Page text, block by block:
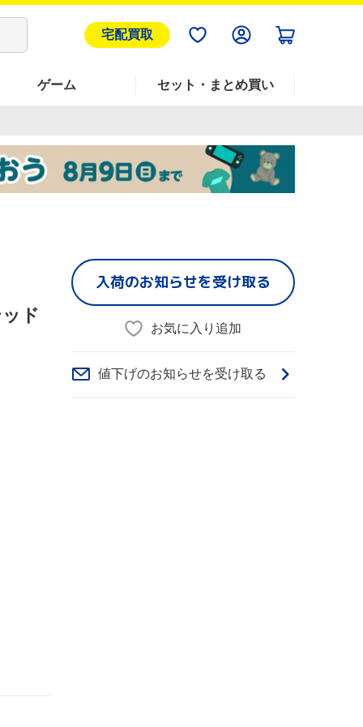
宅配買取
ゲーム セット・まとめ買い
ド
入荷のお知らせを受け取る
お気に入り追加
値下げのお知らせを受け取る